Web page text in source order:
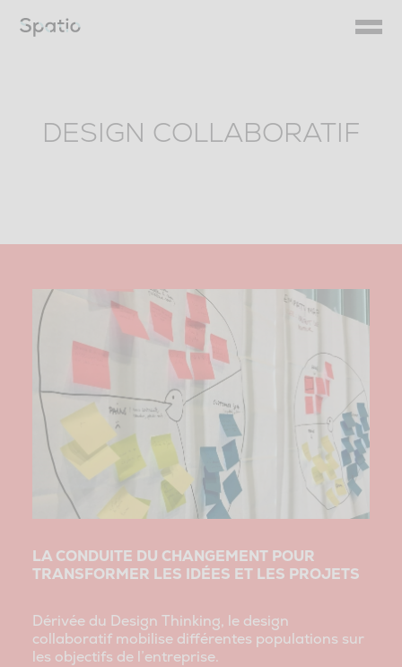
content
DESIGN COLLABORATIF
LA CONDUITE DU CHANGEMENT POUR
TRANSFORMER LES IDÉES ET LES PROJETS
Dérivée du Design Thinking, le design
collaboratif mobilise différentes populations sur
les objectifs de l’entreprise.